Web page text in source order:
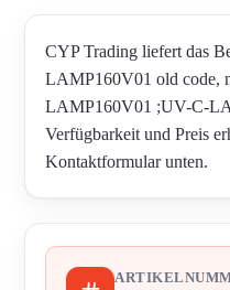
CYP Trading liefert das
LAMP160V01 old code,
LAMP160V01 ;UV-C-
Verfügbarkeit und Preis
Kontaktformular unten.